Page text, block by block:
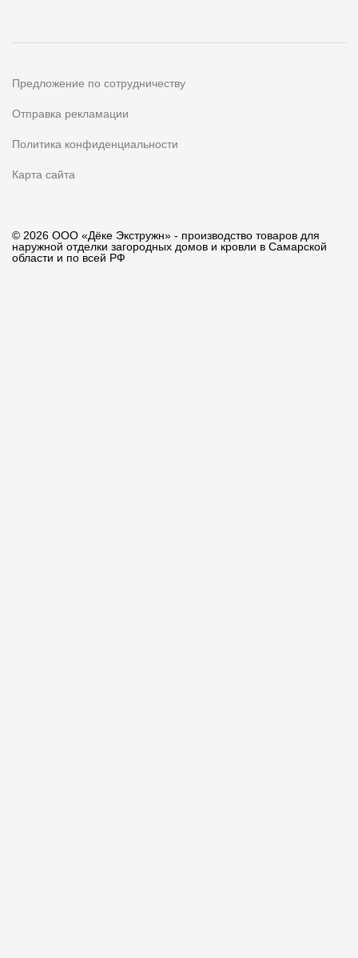
Предложение по сотрудничеству
Отправка рекламации
Политика конфиденциальности
Карта сайта
© 2026 ООО «Дёке Экстружн» - производство товаров для
наружной отделки загородных домов и кровли в Самарской
области и по всей РФ